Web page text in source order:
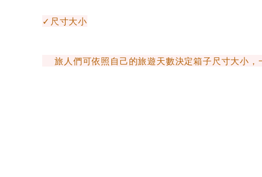
✓尺寸大小
旅人們可依照自己的旅遊天數決定箱子尺寸大小，